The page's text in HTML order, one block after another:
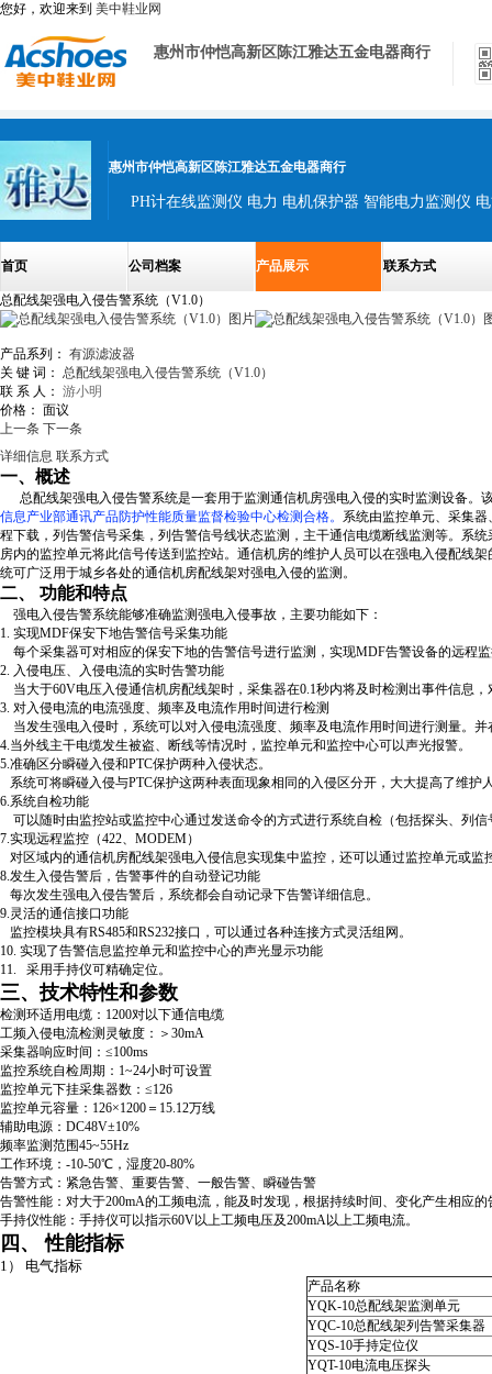
您好，欢迎来到 美中鞋业网
惠州市仲恺高新区陈江雅达五金电器商行
惠州市仲恺高新区陈江雅达五金电器商行
PH计在线监测仪 电力 电机保护器 智能电力监测仪
首页 公司档案 产品展示 联系方式
总配线架强电入侵告警系统（V1.0）
产品系列： 有源滤波器
关 键 词： 总配线架强电入侵告警系统（V1.0）
联 系 人： 游小明
价格： 面议
上一条 下一条
详细信息 联系方式
一、概述
总配线架强电入侵告警系统是一套用于监测通信机房强电入侵的实时监测设备。
信息产业部通讯产品防护性能质量监督检验中心检测合格。 系统由监控单元、采集
程下载，列告警信号采集，列告警信号线状态监测，主干通信电缆断线监测等。系
房内的监控单元将此信号传送到监控站。通信机房的维护人员可以在强电入侵配线
统可广泛用于城乡各处的通信机房配线架对强电入侵的监测。
二、 功能和特点
强电入侵告警系统能够准确监测强电入侵事故，主要功能如下：
1. 实现MDF保安下地告警信号采集功能
每个采集器可对相应的保安下地的告警信号进行监测，实现MDF告警设备的远程
2. 入侵电压、入侵电流的实时告警功能
当大于60V电压入侵通信机房配线架时，采集器在0.1秒内将及时检测出事件信息
3. 对入侵电流的电流强度、频率及电流作用时间进行检测
当发生强电入侵时，系统可以对入侵电流强度、频率及电流作用时间进行测量。
4.当外线主干电缆发生被盗、断线等情况时，监控单元和监控中心可以声光报警。
5.准确区分瞬碰入侵和PTC保护两种入侵状态。
系统可将瞬碰入侵与PTC保护这两种表面现象相同的入侵区分开，大大提高了维护
6.系统自检功能
可以随时由监控站或监控中心通过发送命令的方式进行系统自检（包括探头、列信
7.实现远程监控（422、MODEM）
对区域内的通信机房配线架强电入侵信息实现集中监控，还可以通过监控单元或
8.发生入侵告警后，告警事件的自动登记功能
每次发生强电入侵告警后，系统都会自动记录下告警详细信息。
9.灵活的通信接口功能
监控模块具有RS485和RS232接口，可以通过各种连接方式灵活组网。
10. 实现了告警信息监控单元和监控中心的声光显示功能
11. 采用手持仪可精确定位。
三、技术特性和参数
检测环适用电缆：1200对以下通信电缆
工频入侵电流检测灵敏度：＞30mA
采集器响应时间：≤100ms
监控系统自检周期：1~24小时可设置
监控单元下挂采集器数：≤126
监控单元容量：126×1200＝15.12万线
辅助电源：DC48V±10%
频率监测范围45~55Hz
工作环境：-10-50℃，湿度20-80%
告警方式：紧急告警、重要告警、一般告警、瞬碰告警
告警性能：对大于200mA的工频电流，能及时发现，根据持续时间、变化产生相应的
手持仪性能：手持仪可以指示60V以上工频电压及200mA以上工频电流。
四、 性能指标
1） 电气指标
产品名称
YQK-10总配线架监测单元
YQC-10总配线架列告警采集器
YQS-10手持定位仪
YQT-10电流电压探头